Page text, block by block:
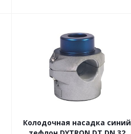
Колодочная насадка синий